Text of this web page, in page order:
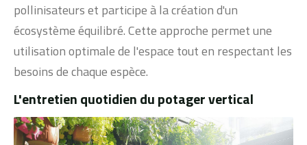
pollinisateurs et participe à la création d'un
écosystème équilibré. Cette approche permet une
utilisation optimale de l'espace tout en respectant les
besoins de chaque espèce.
L'entretien quotidien du potager vertical